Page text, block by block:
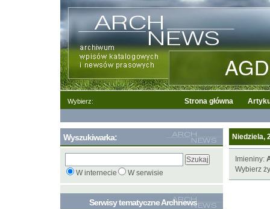
Wybierz: Strona główna
Niedziela,
Imieniny:
Wybierz
Wyszukiwarka:
W internecie W serwisie
Serwisy tematyczne Archnews